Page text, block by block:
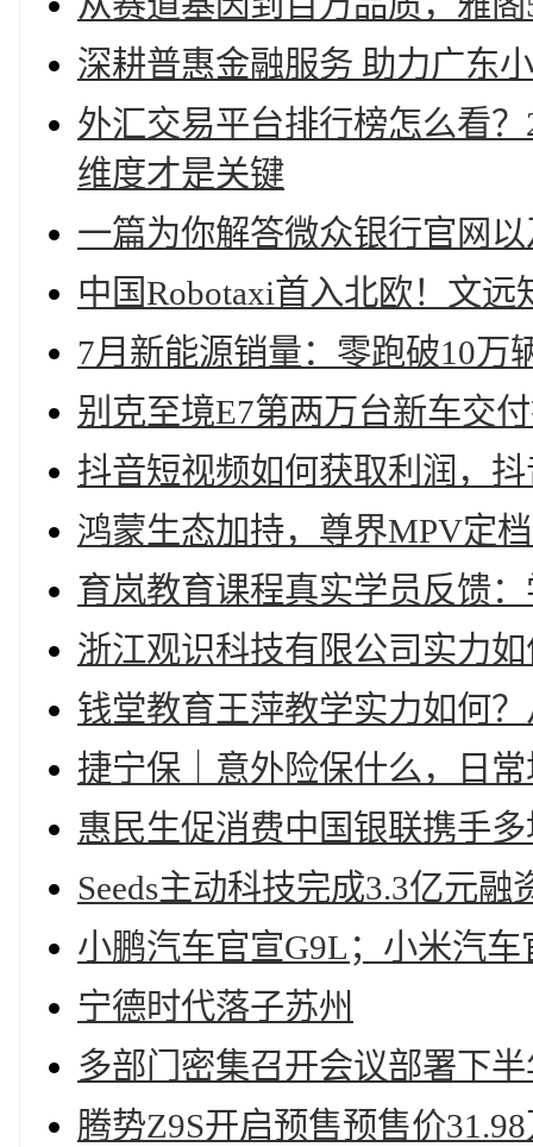
深耕普惠金融服务 助力广东
外汇交易平台排行榜怎么看
维度才是关键
一篇为你解答微众银行官网
中国Robotaxi首入北欧！文
7月新能源销量：零跑破10万
别克至境E7第两万台新车交
抖音短视频如何获取利润，
鸿蒙生态加持，尊界MPV定
育岚教育课程真实学员反馈
浙江观识科技有限公司实力
钱堂教育王萍教学实力如何
捷宁保｜意外险保什么，日
惠民生促消费中国银联携手
Seeds主动科技完成3.3亿元融
小鹏汽车官宣G9L；小米汽
宁德时代落子苏州
多部门密集召开会议部署下
腾势Z9S开启预售预售价